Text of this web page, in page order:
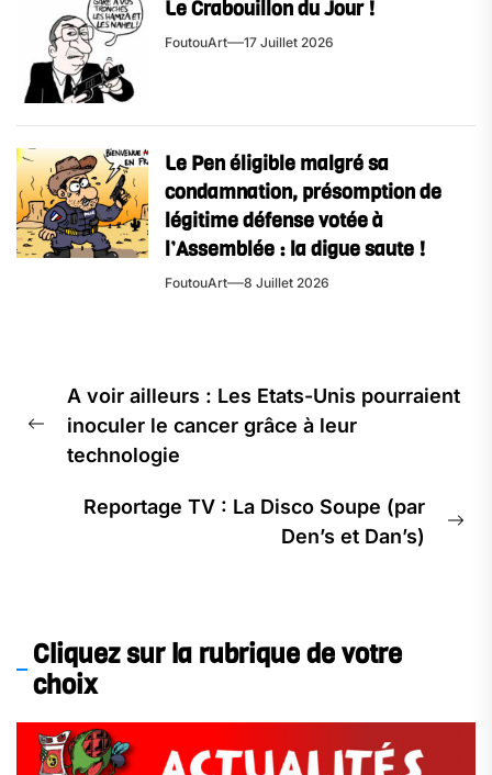
Le Crabouillon du Jour !
FoutouArt 17 Juillet 2026
Le Pen éligible malgré sa
condamnation, présomption de
légitime défense votée à
l’Assemblée : la digue saute !
FoutouArt 8 Juillet 2026
de
l’article
Previous
post:
A voir ailleurs : Les Etats-Unis pourraient
inoculer le cancer grâce à leur
technologie
Reportage TV : La Disco Soupe (par
Den’s et Dan’s)
Cliquez sur la rubrique de votre
choix